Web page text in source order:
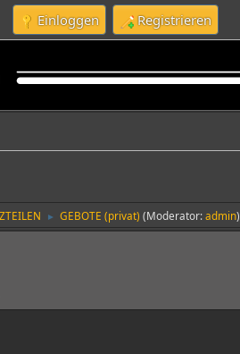
Einloggen Registrieren
► GEBOTE (privat) (Moderator:admin)